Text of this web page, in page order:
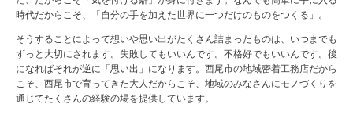
時代だからこそ、「自分の手を加えた世界に一つだけのものをつくる」。
そうすることによって想いや思い出がたくさん詰まったものは、いつまでも
ずっと大切にされます。失敗してもいいんです。不格好でもいいんです。後
になればそれが逆に「思い出」になります。西尾市の地域密着工務店だから
こそ、西尾市で育ってきた大人だからこそ、地域のみなさんにモノづくりを
通じてたくさんの経験の場を提供しています。